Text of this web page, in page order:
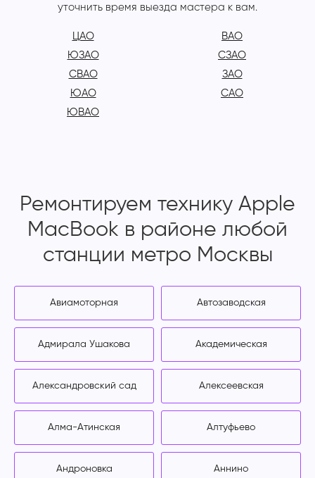
уточнить время выезда мастера к вам.
ЦАО
ЮЗАО
СВАО
ЮАО
ЮВАО
ВАО
СЗАО
ЗАО
САО
Ремонтируем технику Apple
MacBook в районе любой
станции метро Москвы
Авиамоторная Автозаводская
Адмирала Ушакова Академическая
Александровский сад Алексеевская
Алма-Атинская Алтуфьево
Андроновка Аннино